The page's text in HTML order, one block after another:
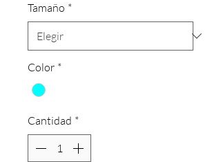
Tamaño *
Color *
Cantidad *